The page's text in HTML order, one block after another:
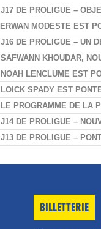
J17 DE PROLIGUE –
ERWAN MODESTE EST
J16 DE PROLIGUE – UN
SAFWANN KHOUDAR,
NOAH LENCLUME EST
LOICK SPADY EST
LE PROGRAMME DE LA
J14 DE PROLIGUE –
J13 DE PROLIGUE –
BILLETTERIE